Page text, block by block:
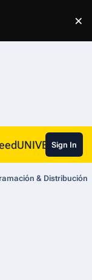
×
Sign In
& Distribución